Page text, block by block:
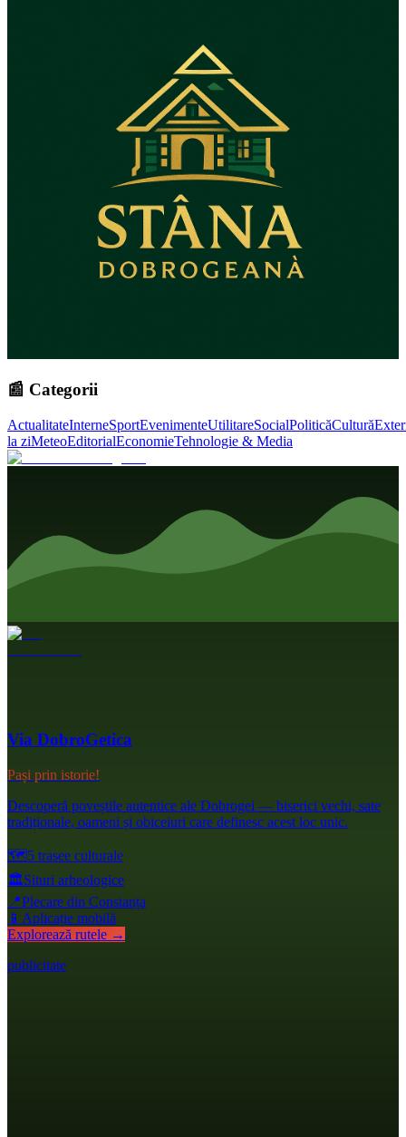
📰 Categorii
ActualitateInterneSportEvenimenteUtilitareSocialPoliticăCultură
la ziMeteoEditorialEconomieTehnologie & Media
Via DobroGetica
Pași prin istorie!
Descoperă poveștile autentice ale Dobrogei — biserici vechi, sate
tradiționale, oameni și obiceiuri care definesc acest loc unic.
🗺️5 trasee culturale
🏛️Situri arheologice
📍Plecare din Constanța
📱 Aplicație mobilă
Explorează rutele →
publicitate